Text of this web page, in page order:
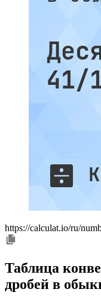
https://calculat.io/ru/
Таблица
дробей в